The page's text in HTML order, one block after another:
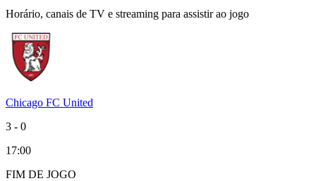
Horário, canais de TV e streaming para assistir ao jogo
Chicago FC United
3 - 0
17:00
FIM DE JOGO